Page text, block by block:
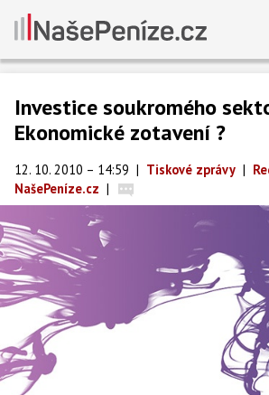
Investice soukromého
Ekonomické zotavení ?
12. 10. 2010 – 14:59 | Tiskové zprávy |
NašePeníze.cz |